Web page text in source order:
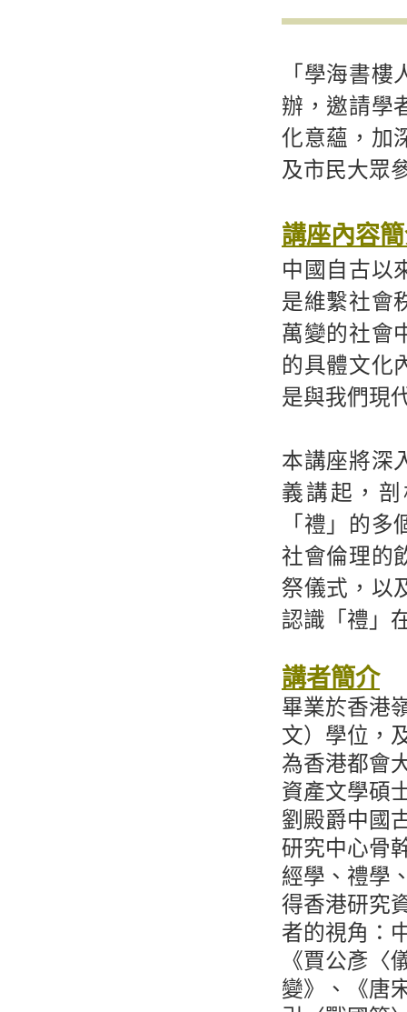
「學海書
辦，邀請學
化意蘊，加
及市民大眾
講座內容
中國自古以
是維繫社會
萬變的社會
的具體文化
是與我們現
本講座將深
義講起，
「禮」的
社會倫理的
祭儀式，以
認識「禮」
講者簡介
畢業於香港
文）學位，
為香港都會
資產文學碩
劉殿爵中國
研究中心骨
經學、禮學
得香港研究
者的視角：
《賈公彥〈
變》、《唐